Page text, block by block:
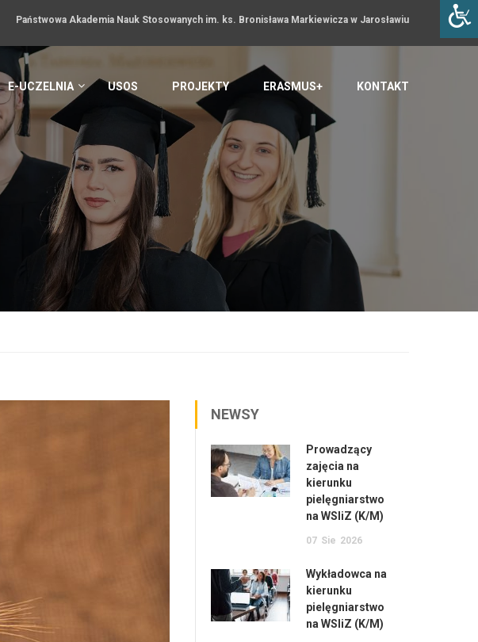
Państwowa Akademia Nauk Stosowanych im. ks. Bronisława Markiewicza w Jarosławiu
E-UCZELNIA USOS PROJEKTY ERASMUS+ KONTAKT
NEWSY
Prowadzący
zajęcia na
kierunku
pielęgniarstwo
na WSIiZ (K/M)
07 Sie 2026
Wykładowca na
kierunku
pielęgniarstwo
na WSIiZ (K/M)